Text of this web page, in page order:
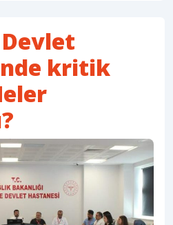
kritik